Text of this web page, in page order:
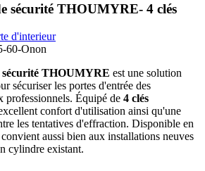
sécurité THOUMYRE- 4 clés
d'interieur
60-Onon
THOUMYRE est une solution
sécuriser les portes d'entrée des
professionnels. Équipé de 4 clés
confort d'utilisation ainsi qu'une
les tentatives d'effraction. Disponible en
aussi bien aux installations neuves
cylindre existant.